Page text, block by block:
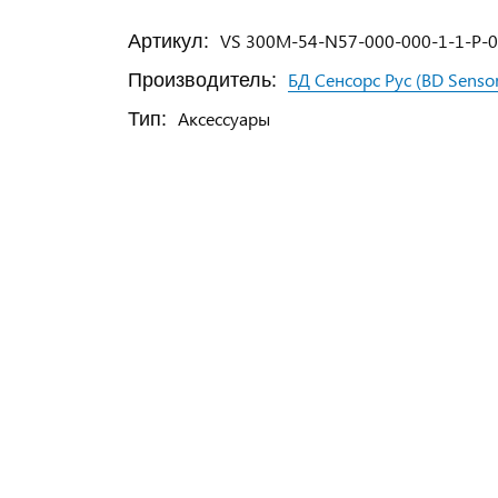
Артикул: VS 300M-54-N57-000-000-1-1-P-
Производитель: БД Сенсорс Рус (BD
Тип: Аксессуары